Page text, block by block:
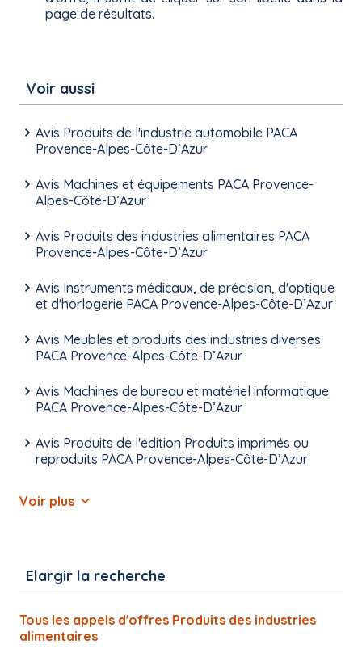
page de résultats.
Voir aussi
Avis Produits de l'industrie automobile PACA
Provence-Alpes-Côte-D’Azur
Avis Machines et équipements PACA Provence-
Alpes-Côte-D’Azur
Avis Produits des industries alimentaires PACA
Provence-Alpes-Côte-D’Azur
Avis Instruments médicaux, de précision, d'optique
et d'horlogerie PACA Provence-Alpes-Côte-D’Azur
Avis Meubles et produits des industries diverses
PACA Provence-Alpes-Côte-D’Azur
Avis Machines de bureau et matériel informatique
PACA Provence-Alpes-Côte-D’Azur
Avis Produits de l'édition Produits imprimés ou
reproduits PACA Provence-Alpes-Côte-D’Azur
Voir plus
Elargir la recherche
Tous les appels d'offres Produits des industries
alimentaires